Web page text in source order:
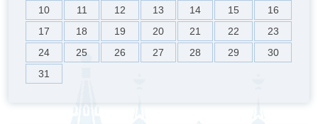
10
11 12 13 14 15
16
17
18 19 20 21 22
23
24
25 26 27 28 29
30
31